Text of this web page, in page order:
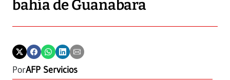
bahía de Guanabara
PorAFP Servicios